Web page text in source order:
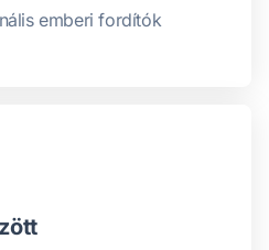
emberi fordítók